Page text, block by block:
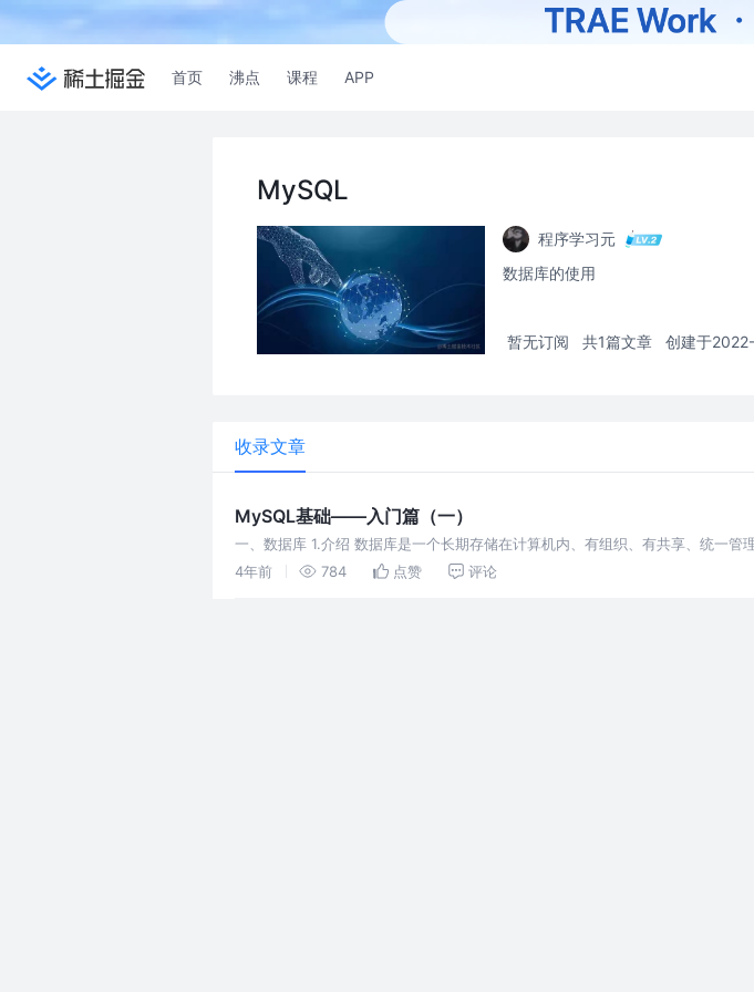
首页 沸点 课程 APP
MySQL
程序学习元
数据库的使用
暂无订阅 共1篇文章 创建于
收录文章
MySQL基础——入门篇（一）
一、数据库 1.介绍 数据库是一个长期存储在计算机内、有组织、有共享、统一管
仓库。 随着互联网快速发展“L","N","M","P","R"分别代表着
4年前 784 点赞 评论